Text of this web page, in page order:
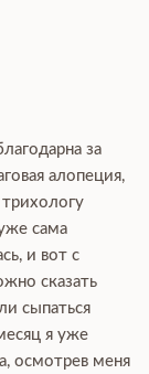
за
алопеция,
сама
и вот с
сказать
сыпаться
я уже
осмотрев меня